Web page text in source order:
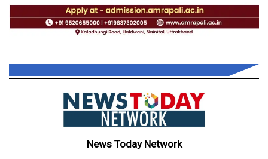
News Today Network